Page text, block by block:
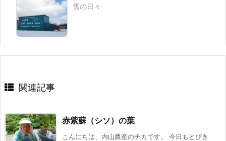
雪の日々
関連記事
赤紫蘇（シソ）の葉
こんにちは、内山農産のチカです。 今日もとびき